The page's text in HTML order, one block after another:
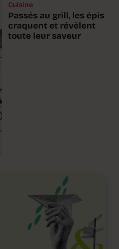
Cuisine
Passés au grill, les épis
craquent et révèlent
toute leur saveur